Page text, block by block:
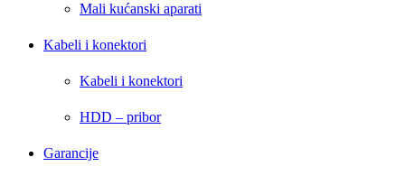
Mali kućanski aparati
Kabeli i konektori
Kabeli i konektori
HDD – pribor
Garancije